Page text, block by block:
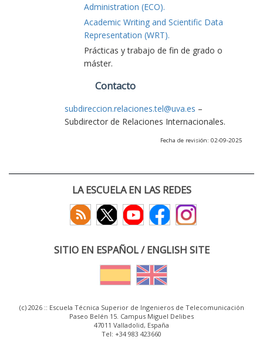
Administration (ECO).
Academic Writing and Scientific Data
Representation (WRT).
Prácticas y trabajo de fin de grado o
máster.
Contacto
subdireccion.relaciones.tel@uva.es –
Subdirector de Relaciones Internacionales.
Fecha de revisión: 02-09-2025
LA ESCUELA EN LAS REDES
SITIO EN ESPAÑOL / ENGLISH SITE
(c) 2026 :: Escuela Técnica Superior de Ingenieros de Telecomunicación
Paseo Belén 15. Campus Miguel Delibes
47011 Valladolid, España
Tel: +34 983 423660